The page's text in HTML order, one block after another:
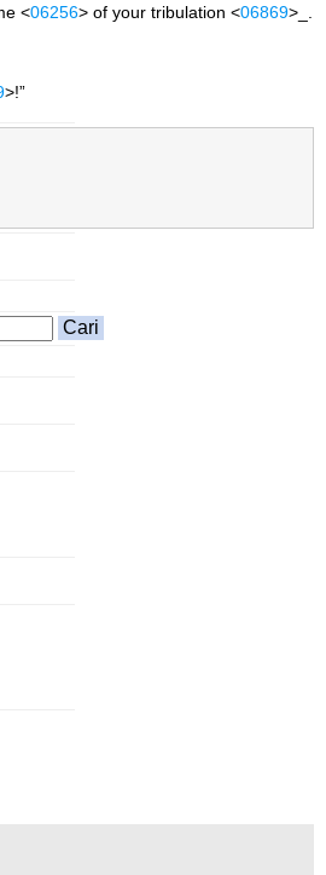
<06256> of your tribulation <06869>_.
>!”